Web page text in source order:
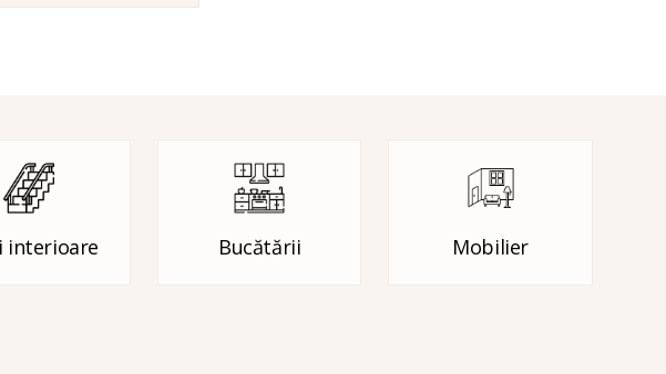
interioare Bucătării Mobilier